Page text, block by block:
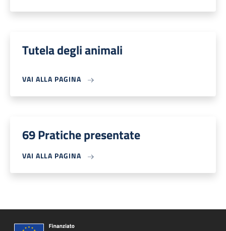
Tutela degli animali
VAI ALLA PAGINA
69 Pratiche presentate
VAI ALLA PAGINA